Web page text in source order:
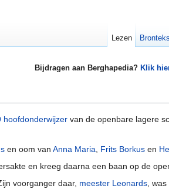
Bijdragen aan Berghapedia? Klik
hoofdonderwijzer van de openbare lagere
en oom van Anna Maria, Frits Borkus en
en kreeg daarna een baan op de
voorganger daar, meester Leonards,
Lezen